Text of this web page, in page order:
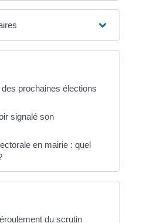
prochaines élections
signalé son
en mairie : quel
du scrutin